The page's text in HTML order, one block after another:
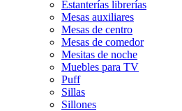
Estanterías librerías
Mesas auxiliares
Mesas de centro
Mesas de comedor
Mesitas de noche
Muebles para TV
Puff
Sillas
Sillones